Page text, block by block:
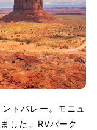
トバレー。モニュ
した。RVパーク